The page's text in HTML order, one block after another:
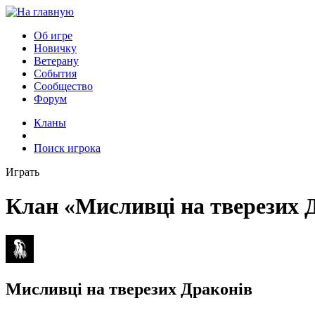
Об игре
Новичку
Ветерану
События
Сообщество
Форум
Кланы
Поиск игрока
Играть
Клан «Мисливці на тверезих
Мисливці на тверезих Драконів